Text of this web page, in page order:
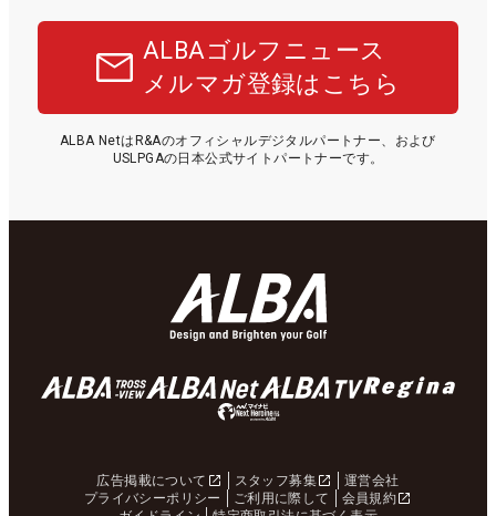
ALBAゴルフニュース
メルマガ登録はこちら
ALBA NetはR&Aのオフィシャルデジタルパートナー、および
USLPGAの日本公式サイトパートナーです。
広告掲載について スタッフ募集
運営会社
プライバシーポリシー
ご利用に際して
会員規約